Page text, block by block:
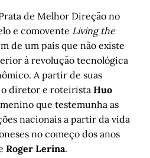
de Melhor Direção no
e comovente Living the
de um país que não existe
à revolução tecnológica
A partir de suas
diretor e roteirista Huo
que testemunha as
nacionais a partir da vida
no começo dos anos
Roger Lerina.